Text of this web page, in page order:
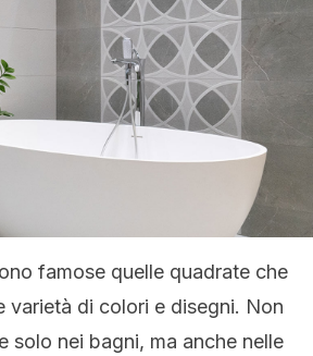
famose quelle quadrate che
varietà di colori e disegni. Non
solo nei bagni, ma anche nelle